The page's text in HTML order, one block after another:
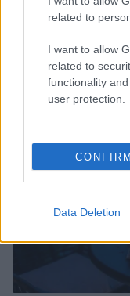
related to
I want to allow
related to
functionality
user protection.
CONFIRM
Data Deletion
Sigue
CONSEJOS PARA